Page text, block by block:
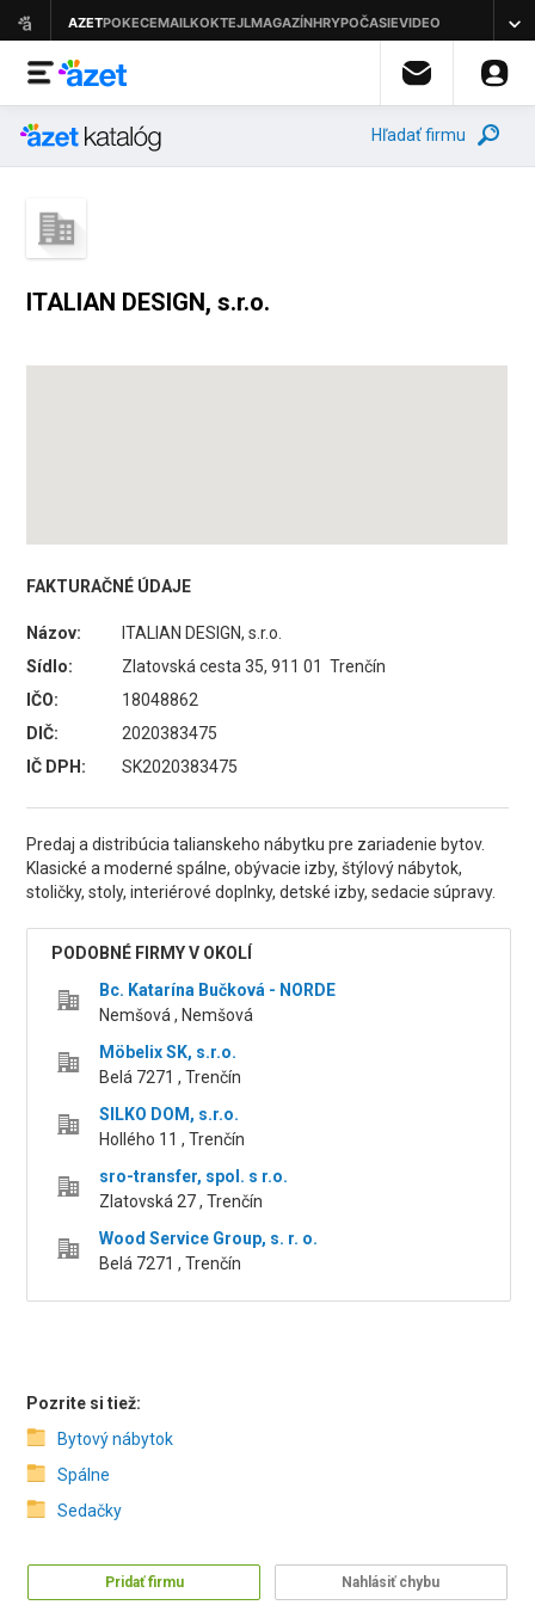
Hľadať firmu
ITALIAN DESIGN, s.r.o.
FAKTURAČNÉ ÚDAJE
Názov:
ITALIAN DESIGN, s.r.o.
Sídlo:
Zlatovská cesta 35, 911 01 Trenčín
IČO:
18048862
DIČ:
2020383475
IČ DPH:
SK2020383475
Predaj a distribúcia talianskeho nábytku pre zariadenie bytov.
Klasické a moderné spálne, obývacie izby, štýlový nábytok,
stoličky, stoly, interiérové doplnky, detské izby, sedacie súpravy.
PODOBNÉ FIRMY V OKOLÍ
Bc. Katarína Bučková - NORDE
Nemšová , Nemšová
Möbelix SK, s.r.o.
Belá 7271 , Trenčín
SILKO DOM, s.r.o.
Hollého 11 , Trenčín
sro-transfer, spol. s r.o.
Zlatovská 27 , Trenčín
Wood Service Group, s. r. o.
Belá 7271 , Trenčín
Pozrite si tiež:
Bytový nábytok
Spálne
Sedačky
Pridať firmu Nahlásiť chybu